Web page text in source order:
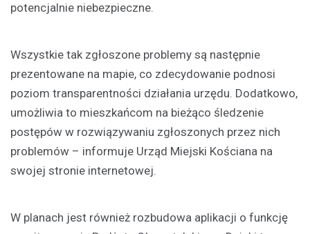
potencjalnie niebezpieczne.
Wszystkie tak zgłoszone problemy są następnie
prezentowane na mapie, co zdecydowanie podnosi
poziom transparentności działania urzędu. Dodatkowo,
umożliwia to mieszkańcom na bieżąco śledzenie
postępów w rozwiązywaniu zgłoszonych przez nich
problemów – informuje Urząd Miejski Kościana na
swojej stronie internetowej.
W planach jest również rozbudowa aplikacji o funkcję